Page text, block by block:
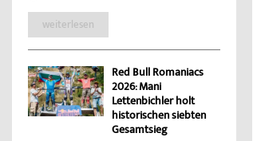
weiterlesen
Red Bull Romaniacs
2026: Mani
Lettenbichler holt
historischen siebten
Gesamtsieg